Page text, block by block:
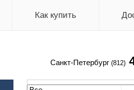
Как купить
Санкт-Петербург (812)